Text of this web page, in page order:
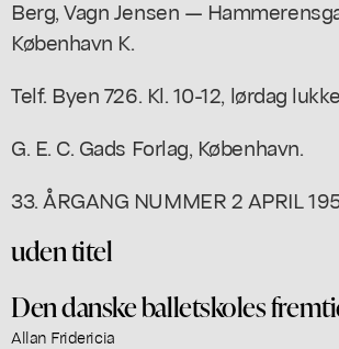
Berg, Vagn Jensen —
København K.
Telf. Byen 726. Kl. 10-12, lørdag
G. E. C. Gads Forlag, København.
33. ÅRGANG NUMMER 2 APRIL
uden titel
Den danske balletskoles
Allan Fridericia